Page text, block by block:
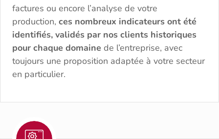
factures ou encore l’analyse de votre
production, ces nombreux indicateurs ont été
identifiés, validés par nos clients historiques
pour chaque domaine de l’entreprise, avec
toujours une proposition adaptée à votre secteur
en particulier.